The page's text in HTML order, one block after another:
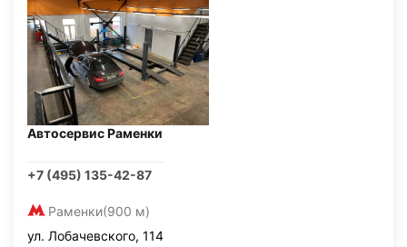
Автосервис Раменки
+7 (495) 135-42-87
Раменки(900 м)
ул. Лобачевского, 114